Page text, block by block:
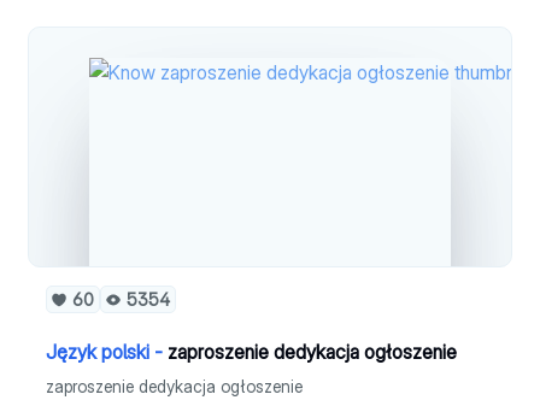
60 5354
Język polski - zaproszenie dedykacja ogłoszenie
zaproszenie dedykacja ogłoszenie